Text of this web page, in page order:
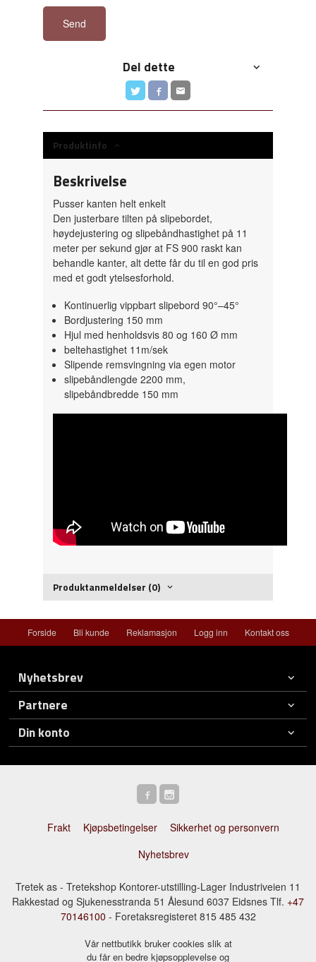
Send
Del dette
Produktinfo
Beskrivelse
Pusser kanten helt enkelt
Den justerbare tilten på slipebordet,
høydejustering og slipebåndhastighet på 11
meter per sekund gjør at FS 900 raskt kan
behandle kanter, alt dette får du til en god pris
med et godt ytelsesforhold.
Kontinuerlig vippbart slipebord 90°–45°
Bordjustering 150 mm
Hjul med henholdsvis 80 og 160 Ø mm
beltehastighet 11m/sek
Slipende remsvingning via egen motor
slipebåndlengde 2200 mm,
slipebåndbredde 150 mm
Produktanmeldelser (0)
Forside Bli kunde Reklamasjon Logg inn Kontakt oss
Nyhetsbrev
Partnere
Din konto
Frakt Kjøpsbetingelser
Sikkerhet og personvern
Nyhetsbrev
Tretek as - Tretekshop Kontorer-utstilling-Lager Industriveien 11
Rakkestad og Sjukenesstranda 51 Ålesund 6037 Eidsnes Tlf. +47
70146100 - Foretaksregisteret 815 485 432
Vår nettbutikk bruker cookies slik at
du får en bedre kjøpsopplevelse og